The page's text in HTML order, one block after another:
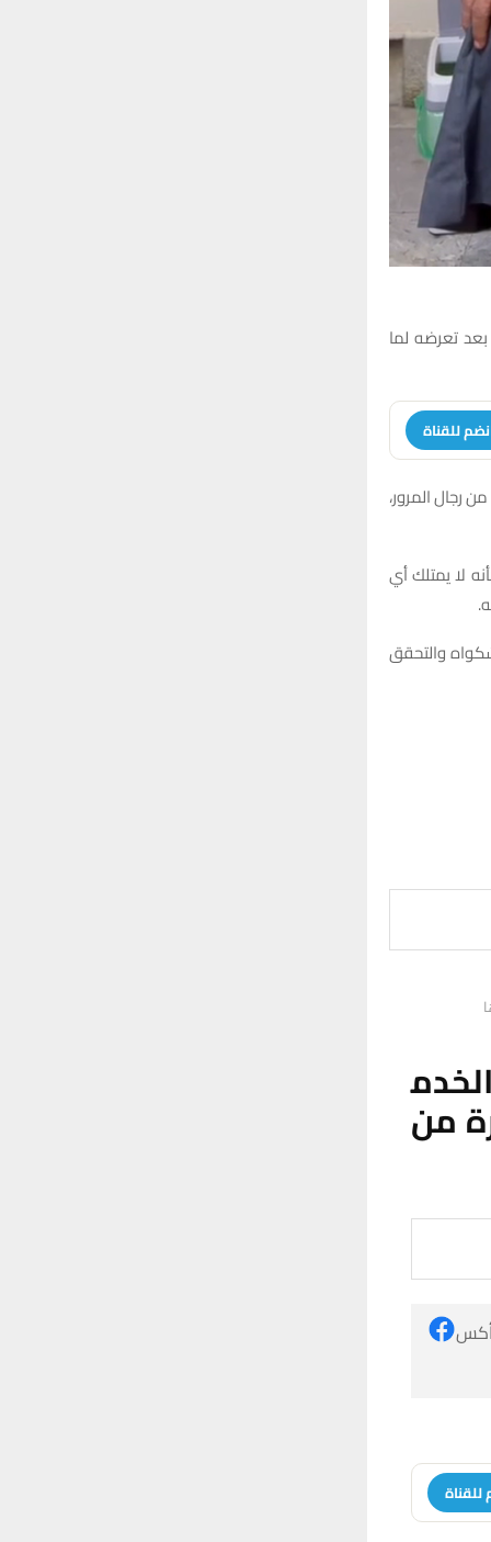
تعرضه لما
للقناة
رجال المرور،
لا يمتلك أي
والتحقق
من
أكس
للقناة